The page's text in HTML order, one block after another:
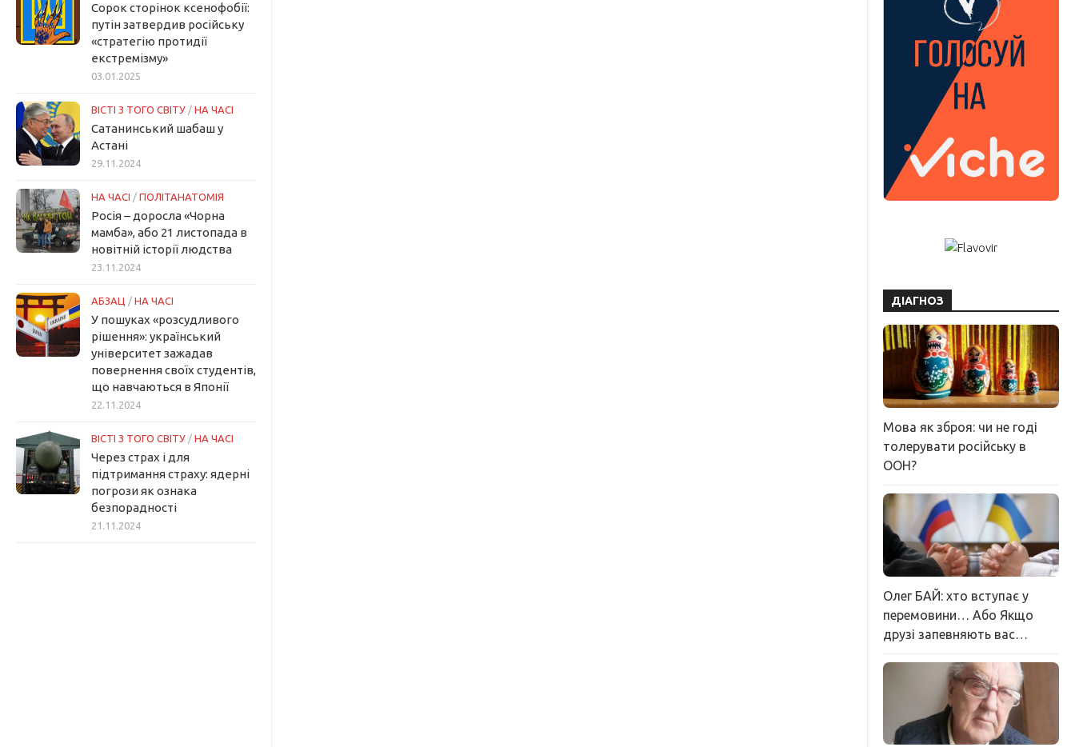
Сорок сторінок ксенофобії:
путін затвердив російську
«стратегію протидії
екстремізму»
03.01.2025
ВІСТІ З ТОГО СВІТУ / НА ЧАСІ
Сатанинський шабаш у
Астані
29.11.2024
НА ЧАСІ / ПОЛІТАНАТОМІЯ
Росія – доросла «Чорна
мамба», або 21 листопада в
новітній історії людства
23.11.2024
АБЗАЦ / НА ЧАСІ
У пошуках «розсудливого
рішення»: український
університет зажадав
повернення своїх студентів,
що навчаються в Японії
22.11.2024
ВІСТІ З ТОГО СВІТУ / НА ЧАСІ
Через страх і для
підтримання страху: ядерні
погрози як ознака
безпорадності
21.11.2024
ДІАГНОЗ
Мова як зброя: чи не годі
толерувати російську в
ООН?
Олег БАЙ: хто вступає у
перемовини… Або Якщо
друзі запевняють вас…